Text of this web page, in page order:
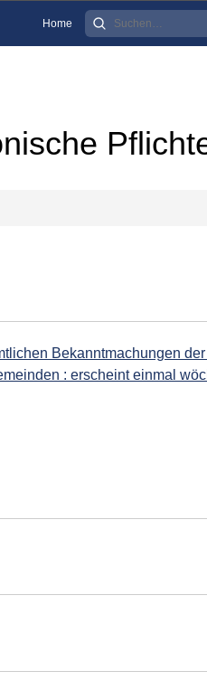
Home
Bekanntmachungen
: erscheint einmal